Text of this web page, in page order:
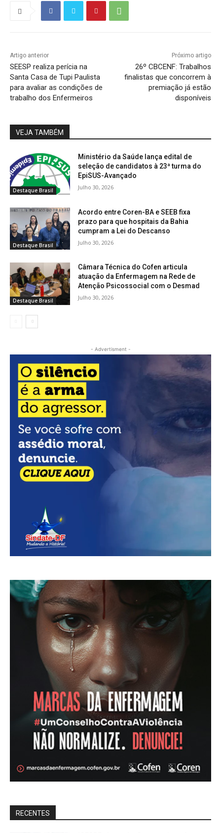
Artigo anterior
SEESP realiza perícia na
Santa Casa de Tupi Paulista
para avaliar as condições de
trabalho dos Enfermeiros
Próximo artigo
26º CBCENF: Trabalhos
finalistas que concorrem à
premiação já estão
disponíveis
VEJA TAMBÉM
Destaque Brasil
Ministério da Saúde lança edital de
seleção de candidatos à 23ª turma do
EpiSUS-Avançado
Julho 30, 2026
Destaque Brasil
Acordo entre Coren-BA e SEEB fixa
prazo para que hospitais da Bahia
cumpram a Lei do Descanso
Julho 30, 2026
Destaque Brasil
Câmara Técnica do Cofen articula
atuação da Enfermagem na Rede de
Atenção Psicossocial com o Desmad
Julho 30, 2026
- Advertisment -
RECENTES